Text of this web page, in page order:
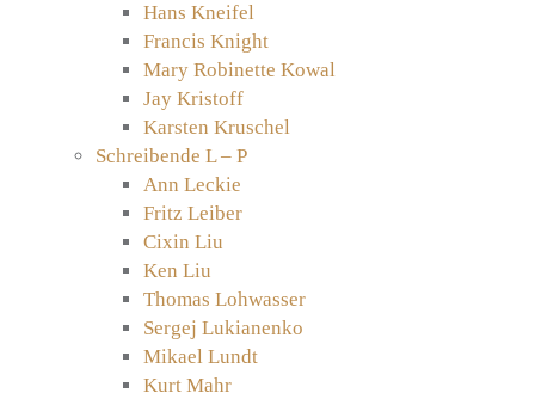
Hans Kneifel
Francis Knight
Mary Robinette Kowal
Jay Kristoff
Karsten Kruschel
Schreibende L – P
Ann Leckie
Fritz Leiber
Cixin Liu
Ken Liu
Thomas Lohwasser
Sergej Lukianenko
Mikael Lundt
Kurt Mahr